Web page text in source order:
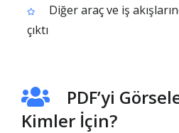
Diğer araç ve iş
çıktı
PDF’yi
Kimler İçin?